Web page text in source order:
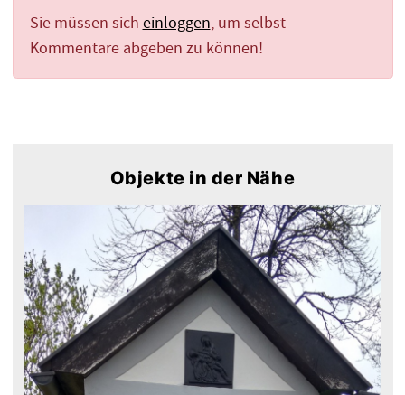
Sie müssen sich einloggen, um selbst
Kommentare abgeben zu können!
Objekte in der Nähe